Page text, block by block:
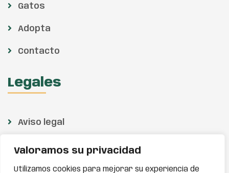
Valoramos su privacidad
Utilizamos cookies para mejorar su experiencia de
Gatos
Adopta
Contacto
Legales
Aviso legal
Política de privacidad
Política de cookies